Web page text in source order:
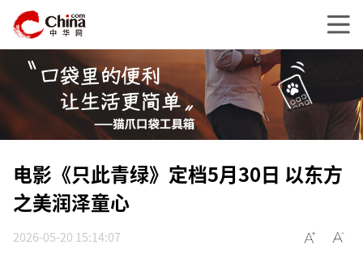
电影《只此青绿》定档5月30日 以东方
之美润泽童心
2026-05-20 15:14:07